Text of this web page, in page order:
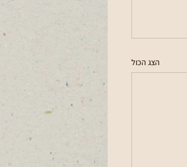
הצג הכול